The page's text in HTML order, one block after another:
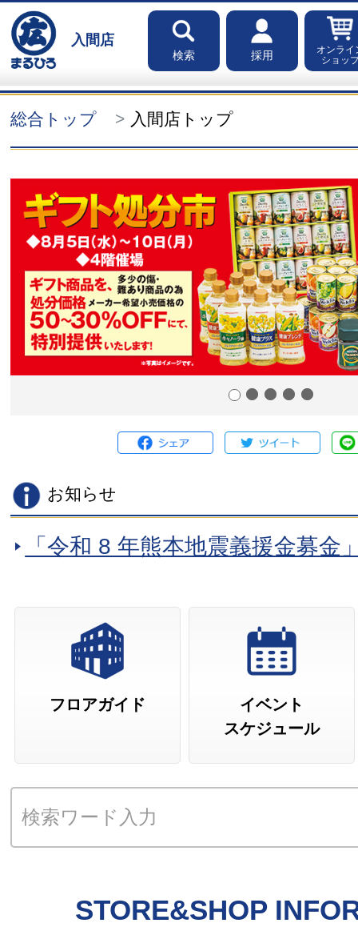
入間店
検索 採用
オンライ
ショッ
総合トップ 入間店トップ
お知らせ
「令和 8 年熊本地震義援金募金
まるひろ入間店 営業終了店舗
まるひろ入間店 業態変更のお
まるひろオンラインショッピン
部カードの利用停止について
まるひろアプリ「バースデーポ
進呈対象カードの改定のお知ら
フロアガイド
イベント
スケジュール
STORE&SHOP